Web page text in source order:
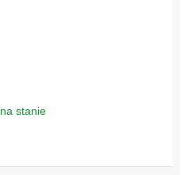
na stanie